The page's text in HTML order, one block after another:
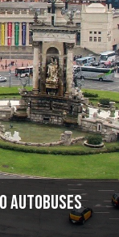
autobuses